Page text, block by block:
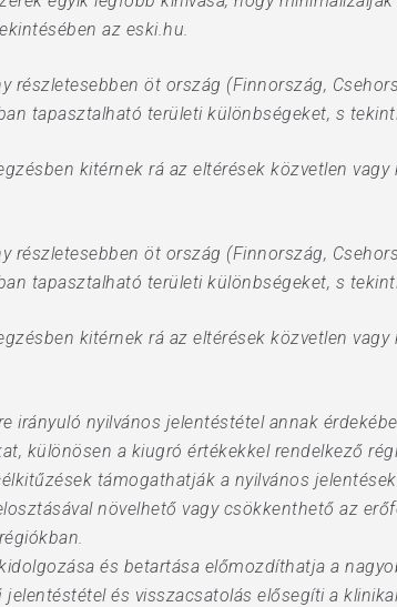
az eski.hu.
részletesebben öt ország (Finnország,
tapasztalható területi különbségeket, s
kitérnek rá az eltérések közvetlen
részletesebben öt ország (Finnország,
tapasztalható területi különbségeket, s
kitérnek rá az eltérések közvetlen
irányuló nyilvános jelentéstétel annak
különösen a kiugró értékekkel rendelkező
támogathatják a nyilvános
növelhető vagy csökkenthető az
és betartása előmozdíthatja a
és visszacsatolás elősegíti a